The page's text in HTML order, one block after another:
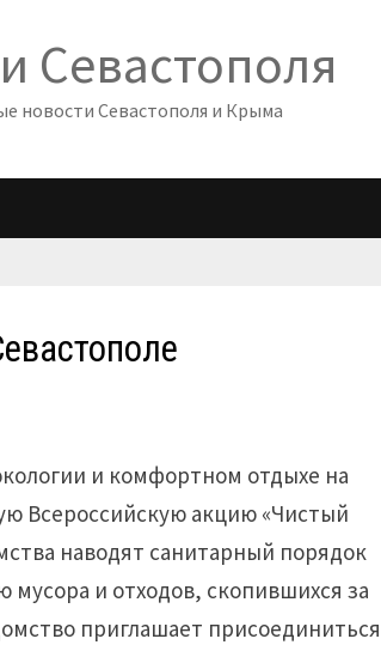
Севастополя
новости Севастополя и Крыма
и комфортном отдыхе на
Всероссийскую акцию «Чистый
наводят санитарный порядок
и отходов, скопившихся за
приглашает присоединиться